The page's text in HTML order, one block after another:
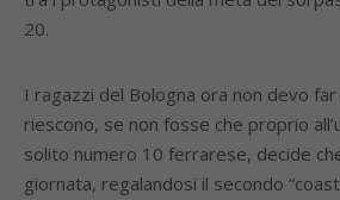
20.
I ragazzi del Bologna ora non devo
riescono, se non fosse che proprio
solito numero 10 ferrarese, decide
giornata, regalandosi il secondo